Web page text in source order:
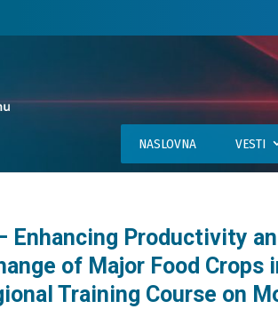
NASLOVNA VESTI
Enhancing Productivity
of Major Food Crops
Training Course on